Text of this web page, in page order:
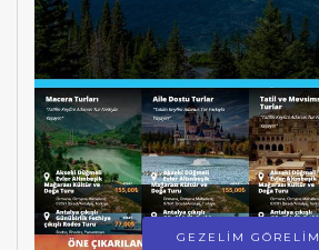
GEZELİM GÖRELİM